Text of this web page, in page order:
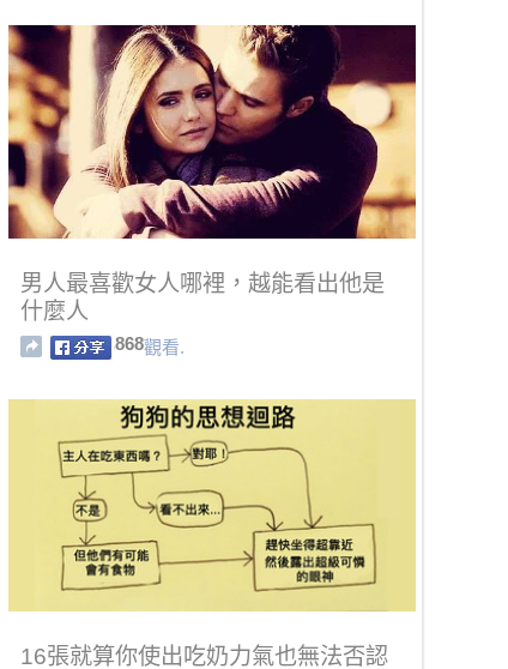
男人最喜歡女人哪裡，越能看出他是
什麼人
868觀看.
16張就算你使出吃奶力氣也無法否認